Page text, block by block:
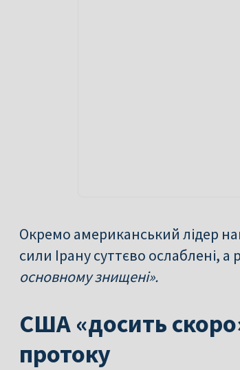
Окремо американський лідер
сили Ірану суттєво ослаблені,
основному знищені».
США «досить
протоку